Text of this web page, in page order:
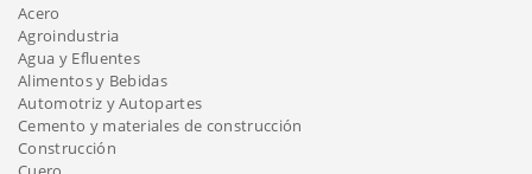
Acero
Agroindustria
Agua y Efluentes
Alimentos y Bebidas
Automotriz y Autopartes
Cemento y materiales de construcción
Construcción